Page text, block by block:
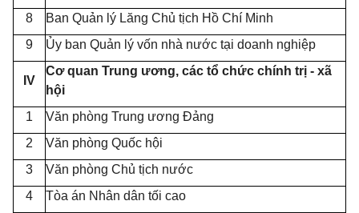
8
Ban Quản lý Lăng Chủ tịch Hồ Chí Minh
9
Ủy ban Quản lý vốn nhà nước tại doanh nghiệp
IV
Cơ quan Trung ương, các tổ chức chính trị - xã
hội
1
Văn phòng Trung ương Đảng
2
Văn phòng Quốc hội
3
Văn phòng Chủ tịch nước
4
Tòa án Nhân dân tối cao